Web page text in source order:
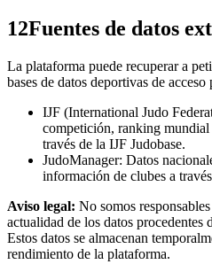
12Fuentes de datos
La plataforma puede recuperar a
bases de datos deportivas de acceso
IJF (International Judo
competición, ranking
través de la IJF Judobase.
JudoManager: Datos
información de clubes a
Aviso legal: No somos
actualidad de los datos procedentes
Estos datos se almacenan
rendimiento de la plataforma.